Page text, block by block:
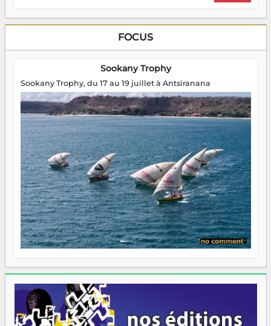
FOCUS
Sookany Trophy
Sookany Trophy, du 17 au 19 juillet à Antsiranana